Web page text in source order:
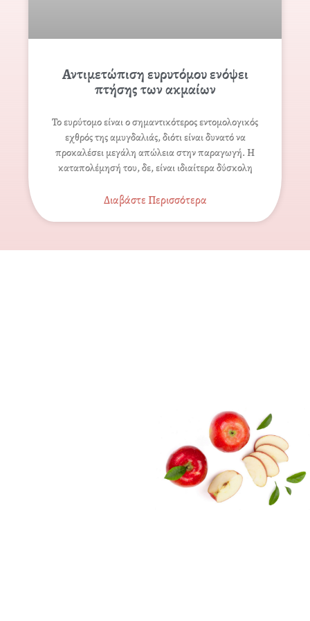
Αντιμετώπιση ευρυτόμου ενόψει
πτήσης των ακμαίων
Το ευρύτομο είναι ο σημαντικότερος εντομολογικός
εχθρός της αμυγδαλιάς, διότι είναι δυνατό να
προκαλέσει μεγάλη απώλεια στην παραγωγή. Η
καταπολέμησή του, δε, είναι ιδιαίτερα δύσκολη
Διαβάστε Περισσότερα